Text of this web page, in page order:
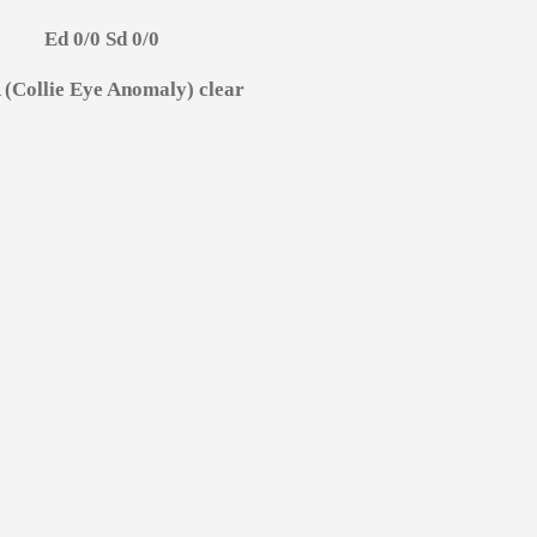
Ed 0/0 Sd 0/0
(Collie Eye Anomaly) clear